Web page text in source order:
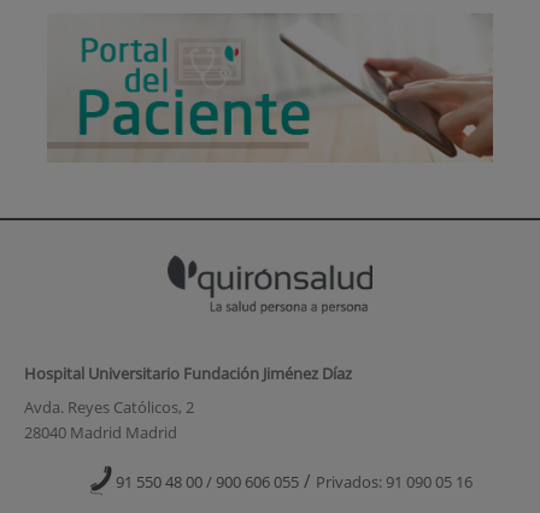
Hospital Universitario Fundación Jiménez Díaz
Avda. Reyes Católicos, 2
28040 Madrid Madrid
91 550 48 00 / 900 606 055 / Privados: 91 090 05 16